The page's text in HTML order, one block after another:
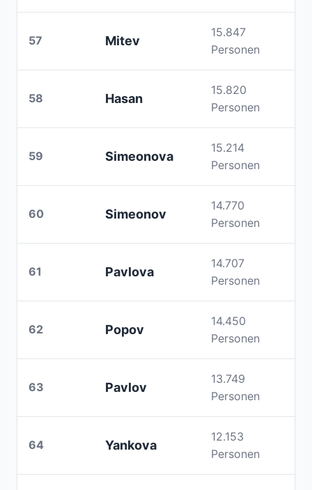
57 Mitev
15.847
Personen
58 Hasan
15.820
Personen
59 Simeonova
15.214
Personen
60 Simeonov
14.770
Personen
61 Pavlova
14.707
Personen
62 Popov
14.450
Personen
63 Pavlov
13.749
Personen
64 Yankova
12.153
Personen